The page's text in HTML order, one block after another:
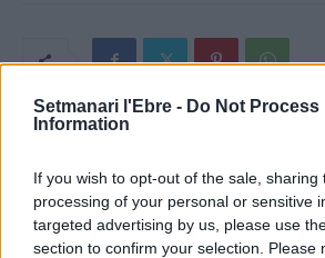
Setmanari l'Ebre - Do Not Process
Information
If you wish to opt-out of the sale, sharing
processing of your personal or sensitive
targeted advertising by us, please use
section to confirm your selection. Please
Detinguts tres homes per
robar en un habitatge de
Tortosa
els